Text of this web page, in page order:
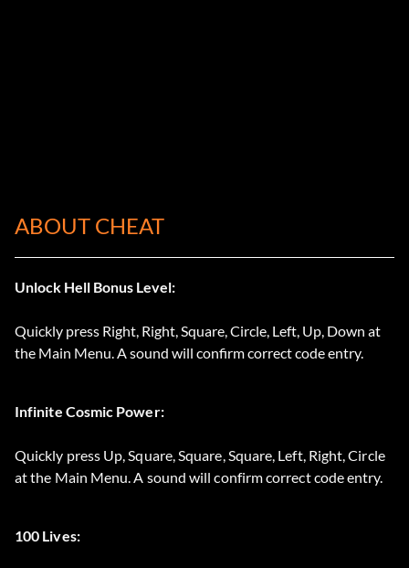
ABOUT CHEAT
Unlock Hell Bonus Level:
Quickly press Right, Right, Square, Circle, Left, Up, Down at
the Main Menu. A sound will confirm correct code entry.
Infinite Cosmic Power:
Quickly press Up, Square, Square, Square, Left, Right, Circle
at the Main Menu. A sound will confirm correct code entry.
100 Lives: